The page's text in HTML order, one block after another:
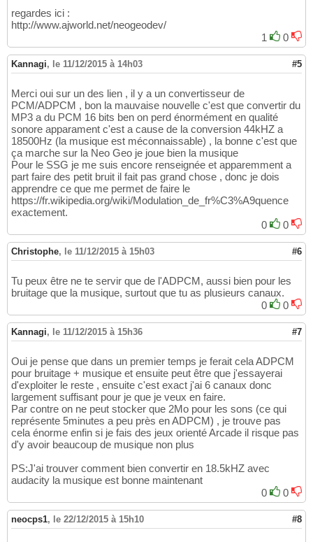
regardes ici :
http://www.ajworld.net/neogeodev/
1
0
Kannagi, le 11/12/2015 à 14h03 #5
Merci oui sur un des lien , il y a un convertisseur de
PCM/ADPCM , bon la mauvaise nouvelle c'est que convertir du
MP3 a du PCM 16 bits ben on perd énormément en qualité
sonore apparament c'est a cause de la conversion 44kHZ a
18500Hz (la musique est méconnaissable) , la bonne c'est que
ça marche sur la Neo Geo je joue bien la musique
Pour le SSG je me suis encore renseignée et apparemment a
part faire des petit bruit il fait pas grand chose , donc je dois
apprendre ce que me permet de faire le
https://fr.wikipedia.org/wiki/Modulation_de_fr%C3%A9quence
exactement.
0
0
Christophe, le 11/12/2015 à 15h03 #6
Tu peux être ne te servir que de l'ADPCM, aussi bien pour les
bruitage que la musique, surtout que tu as plusieurs canaux.
0
0
Kannagi, le 11/12/2015 à 15h36 #7
Oui je pense que dans un premier temps je ferait cela ADPCM
pour bruitage + musique et ensuite peut être que j'essayerai
d'exploiter le reste , ensuite c'est exact j'ai 6 canaux donc
largement suffisant pour je que je veux en faire.
Par contre on ne peut stocker que 2Mo pour les sons (ce qui
représente 5minutes a peu près en ADPCM) , je trouve pas
cela énorme enfin si je fais des jeux orienté Arcade il risque pas
d'y avoir beaucoup de musique non plus
PS:J'ai trouver comment bien convertir en 18.5kHZ avec
audacity la musique est bonne maintenant
0
0
neocps1, le 22/12/2015 à 15h10 #8